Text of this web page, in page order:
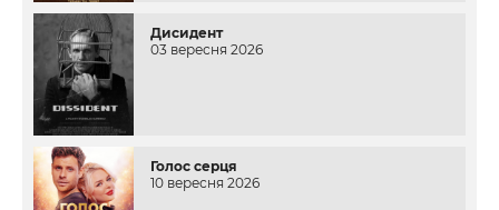
Дисидент
03 вересня 2026
Голос серця
10 вересня 2026